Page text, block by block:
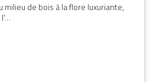
milieu de bois à la flore luxuriante,
l'…